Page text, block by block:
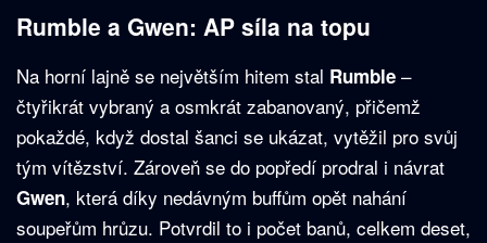
Rumble a Gwen: AP síla na topu
Na horní lajně se největším hitem stal Rumble –
čtyřikrát vybraný a osmkrát zabanovaný, přičemž
pokaždé, když dostal šanci se ukázat, vytěžil pro svůj
tým vítězství. Zároveň se do popředí prodral i návrat
Gwen, která díky nedávným buffům opět nahání
soupeřům hrůzu. Potvrdil to i počet banů, celkem deset,